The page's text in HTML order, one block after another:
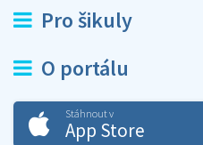
Pro šikuly
O portálu
Stáhnout v
App Store